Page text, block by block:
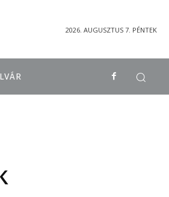
2026. AUGUSZTUS 7. PÉNTEK